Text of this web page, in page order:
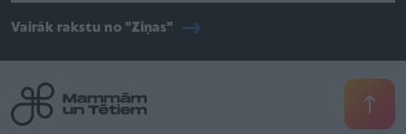
Vairāk rakstu no "Ziņas"